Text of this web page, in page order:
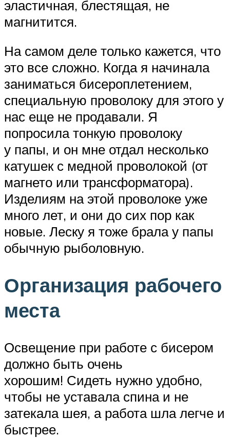
эластичная, блестящая, не
магнитится.
На самом деле только кажется, что
это все сложно. Когда я начинала
заниматься бисероплетением,
специальную проволоку для этого у
нас еще не продавали. Я
попросила тонкую проволоку
у папы, и он мне отдал несколько
катушек с медной проволокой (от
магнето или трансформатора).
Изделиям на этой проволоке уже
много лет, и они до сих пор как
новые. Леску я тоже брала у папы
обычную рыболовную.
Организация рабочего
места
Освещение при работе с бисером
должно быть очень
хорошим! Сидеть нужно удобно,
чтобы не уставала спина и не
затекала шея, а работа шла легче и
быстрее.